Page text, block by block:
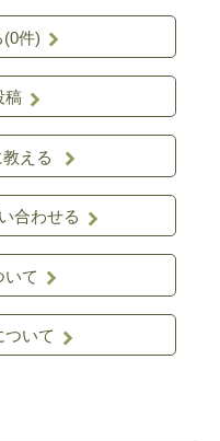
(0件)
稿
える
合わせる
いて
ついて